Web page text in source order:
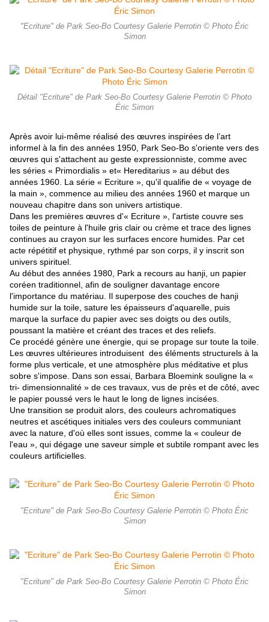
"Ecriture" de Park Seo-Bo Courtesy Galerie Perrotin © Photo Éric
Simon
Détail "Ecriture" de Park Seo-Bo Courtesy Galerie Perrotin © Photo
Éric Simon
Après avoir lui-même réalisé des œuvres inspirées de l’art
informel à la fin des années 1950, Park Seo-Bo s'oriente vers des
œuvres qui s'attachent au geste expressionniste, comme avec
les séries « Primordialis » et« Hereditarius » au début des
années 1960. La série « Ecriture », qu'il qualifie de « voyage de
la main », commence au milieu des années 1960 et marque un
nouveau chapitre dans son univers artistique.
Dans les premières œuvres d'« Ecriture », l'artiste couvre ses
toiles de peinture à l'huile gris clair ou crème et trace des lignes
continues au crayon sur les surfaces encore humides. Par cet
acte répétitif et physique, rythmé par son corps, il y inscrit son
univers spirituel.
Au début des années 1980, Park a recours au hanji, un papier
coréen traditionnel, afin de souligner davantage encore
l'importance du matériau. Il superpose des couches de hanji
humide sur la toile, sature les épaisseurs d'aquarelle, puis
marque la surface du papier avec ses doigts ou des outils,
poussant la matière et créant des traces et des reliefs.
Ce procédé génère une énergie, qui se propage sur toute la toile.
Les œuvres ultérieures introduisent des éléments structurels à la
forme plus verticale, et une atmosphère plus méditative et plus
sobre s'impose. Dans son essai, Barbara Bloemink souligne la «
tri- dimensionnalité » de ces travaux, vus de près et de côté, avec
le papier poussé vers le haut le long de lignes incisées.
Une transition se produit alors, des couleurs achromatiques
neutres et ascétiques initiales vers des couleurs communiant
avec la nature, d'où elles sont issues, comme la « couleur de
l'eau », qui dégage une saveur simple et subtile rompant avec les
couleurs artificielles.
"Ecriture" de Park Seo-Bo Courtesy Galerie Perrotin © Photo Éric
Simon
"Ecriture" de Park Seo-Bo Courtesy Galerie Perrotin © Photo Éric
Simon